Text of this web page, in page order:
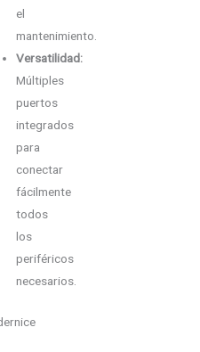
el
mantenimiento.
Versatilidad:
Múltiples
puertos
integrados
para
conectar
fácilmente
todos
los
periféricos
necesarios.